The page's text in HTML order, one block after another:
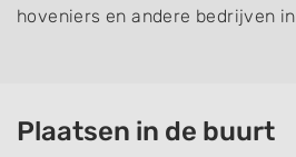
hoveniers en andere bedrijven in
Plaatsen in de buurt